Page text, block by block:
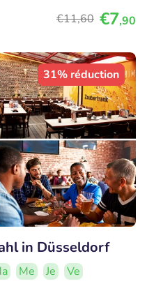
€11,60 €7,90
31% réduction
in Düsseldorf
Me Je
Ve